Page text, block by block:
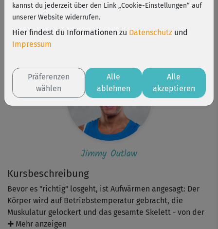
Kursbeschreibung
Bevor es "richtig" losgeht, ist Aufwärmen angesagt: Der
Körper wird auf Betriebstemperatur gebracht, die
Muskulatur gelockert und das gesamte Skelett - von der
Brust- bis zur Lendenwirbelsäule - mobilisiert. Das hilft,
✚ Mehr anzeigen
39 kcal
Matte
Jimmy Outlaw
kannst du jederzeit über den Link „Cookie-Einstellungen“ auf
unserer Website widerrufen.
Hier findest du Informationen zu Datenschutz und
Impressum
Präferenzen
wählen
Alle
ablehnen
Alle
akzeptieren